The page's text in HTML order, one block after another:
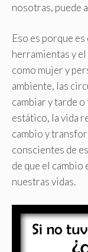
nosotras, puede
Eso es porque
herramientas y
como mujer y
ambiente, las
cambiar y tarde o
estático, la vida
cambio y
conscientes de
de que el cambio
nuestras vidas.